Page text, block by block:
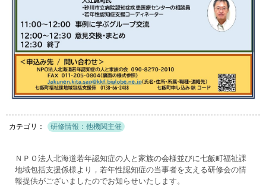
研修情報：他機関主催
ＮＰＯ法人北海道若年認知症の人と家族の会様並びに七飯町福祉課
地域包括支援係様より，若年性認知症の当事者を支える研修会の情
報提供がございましたのでお知らせいたします。